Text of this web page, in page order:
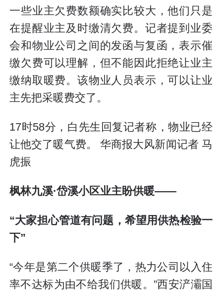
一些业主欠费数额确实比较大，他们只是
在提醒业主及时缴清欠费。记者提到业委
会和物业公司之间的发函与复函，表示催
缴欠费可以理解，但不能因此拒绝让业主
缴纳取暖费。该物业人员表示，可以让业
主先把采暖费交了。
17时58分，白先生回复记者称，物业已经
让他交了暖气费。 华商报大风新闻记者 马
虎振
枫林九溪·岱溪小区业主盼供暖——
“大家担心管道有问题，希望用供热检验一
下”
“今年是第二个供暖季了，热力公司以入住
率不达标为由不给我们供暖。”西安浐灞国